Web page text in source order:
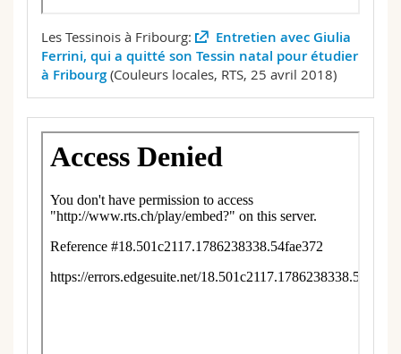
Les Tessinois à Fribourg:
Entretien avec Giulia
Ferrini, qui a quitté son Tessin natal pour étudier
à Fribourg (Couleurs locales, RTS, 25 avril 2018)